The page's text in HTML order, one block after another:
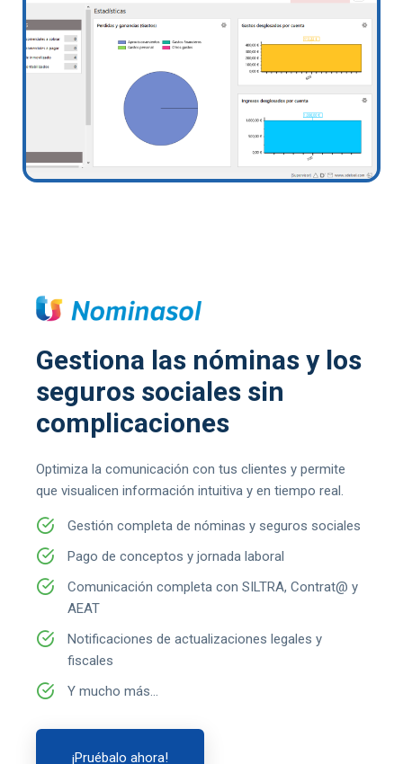
Gestiona las nóminas y los
seguros sociales sin
complicaciones
Optimiza la comunicación con tus clientes y permite
que visualicen información intuitiva y en tiempo real.
Gestión completa de nóminas y seguros sociales
Pago de conceptos y jornada laboral
Comunicación completa con SILTRA, Contrat@ y
AEAT
Notificaciones de actualizaciones legales y
fiscales
Y mucho más...
¡Pruébalo ahora!